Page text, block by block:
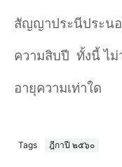
สัญญาประนีประน
ความสิบปี ทั้งนี้ ไม่
อายุความเท่าใด
Tags ฎีกาปี ๒๕๖๐